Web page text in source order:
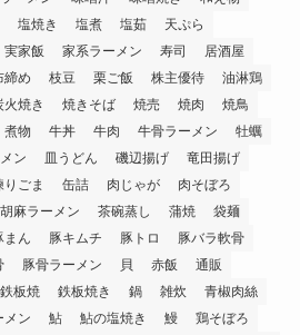
塩焼き 塩煮 塩茹
天ぷら
実家飯 家系ラーメン 寿司
居酒屋
締め 枝豆 栗ご飯 株主優待
油淋鶏
火焼き 焼きそば 焼売 焼肉
焼鳥
煮物 牛丼 牛肉 牛骨ラーメン
牡蠣
ン 皿うどん 磯辺揚げ
竜田揚げ
りごま 缶詰 肉じゃが
肉そぼろ
胡麻ラーメン 茶碗蒸し 蒲焼
袋麺
まん 豚キムチ 豚トロ
豚バラ軟骨
豚骨ラーメン 貝 赤飯
通販
鉄板焼 鉄板焼き 鍋 雑炊
青椒肉絲
メン 鮎 鮎の塩焼き 鰻
鶏そぼろ